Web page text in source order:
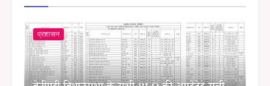
प्रशासन